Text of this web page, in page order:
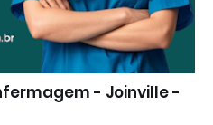
- Joinville -